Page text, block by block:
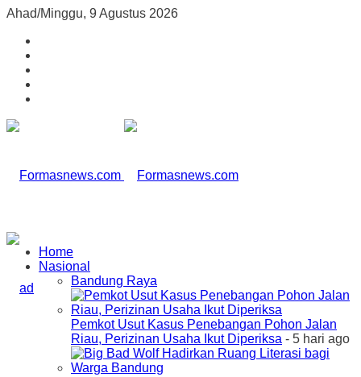
Ahad/Minggu, 9 Agustus 2026
Home
Nasional
Bandung Raya
Pemkot Usut Kasus Penebangan Pohon Jalan
Riau, Perizinan Usaha Ikut Diperiksa - 5 hari ago